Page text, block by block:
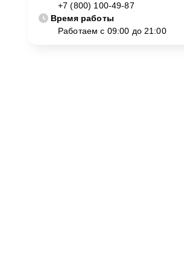
+7 (800) 100-49-87
Время работы
Работаем с 09:00 до 21:00